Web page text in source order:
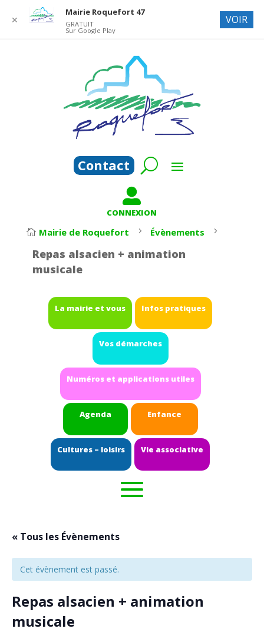
Contact

CONNEXION
 Mairie de Roquefort 5 Évènements 5
Repas alsacien + animation
musicale
La mairie et vous Infos pratiques
Vos démarches
Numéros et applications utiles
Agenda Enfance
Cultures – loisirs Vie associative
« Tous les Évènements
Cet évènement est passé.
Repas alsacien + animation
musicale
✕
Mairie Roquefort 47
GRATUIT
Sur Google Play
VOIR